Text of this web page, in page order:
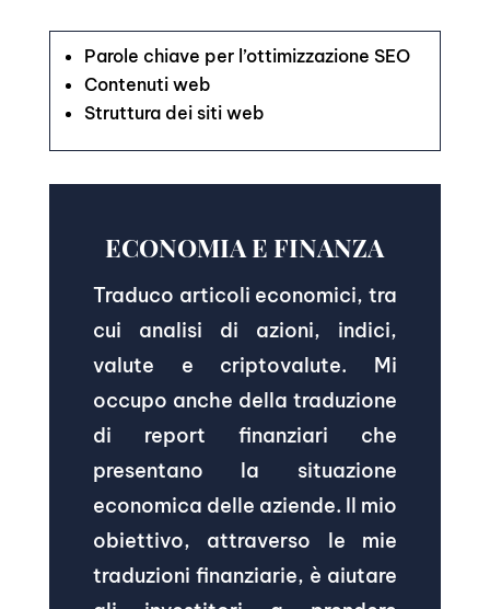
Parole chiave per l’ottimizzazione SEO
Contenuti web
Struttura dei siti web
ECONOMIA E FINANZA
Traduco articoli economici, tra
cui analisi di azioni, indici,
valute e criptovalute. Mi
occupo anche della traduzione
di report finanziari che
presentano la situazione
economica delle aziende. Il mio
obiettivo, attraverso le mie
traduzioni finanziarie, è aiutare